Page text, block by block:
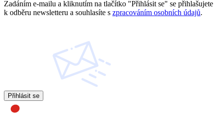
Zadáním e-mailu a kliknutím na tlačítko "Přihlásit se" se přihlašujete
k odběru newsletteru a souhlasíte s zpracováním osobních údajů.
Přihlásit se